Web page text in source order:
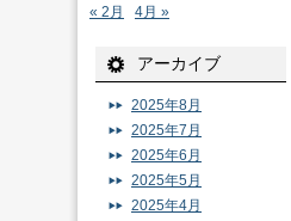
« 2月
4月 »
アーカイブ
2025年8月
2025年7月
2025年6月
2025年5月
2025年4月